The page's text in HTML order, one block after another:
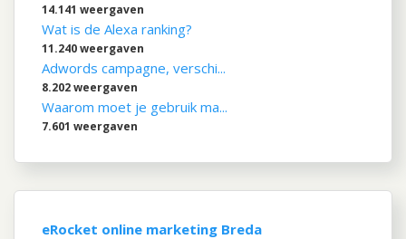
14.141 weergaven
Wat is de Alexa ranking?
11.240 weergaven
Adwords campagne, verschi...
8.202 weergaven
Waarom moet je gebruik ma...
7.601 weergaven
eRocket online marketing Breda